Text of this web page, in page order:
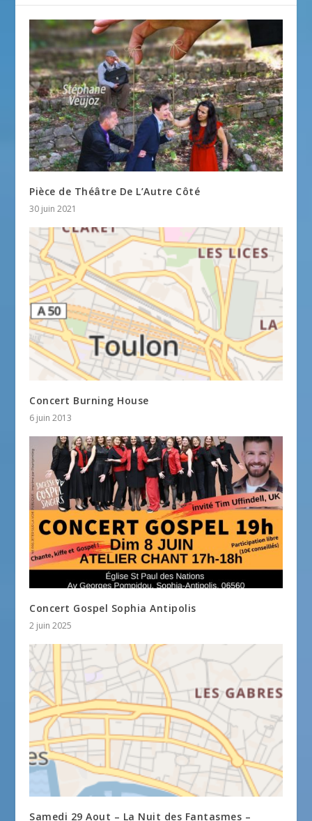
Pièce de Théâtre De L’Autre Côté
30 juin 2021
Concert Burning House
6 juin 2013
Concert Gospel Sophia Antipolis
2 juin 2025
Samedi 29 Aout – La Nuit des Fantasmes –